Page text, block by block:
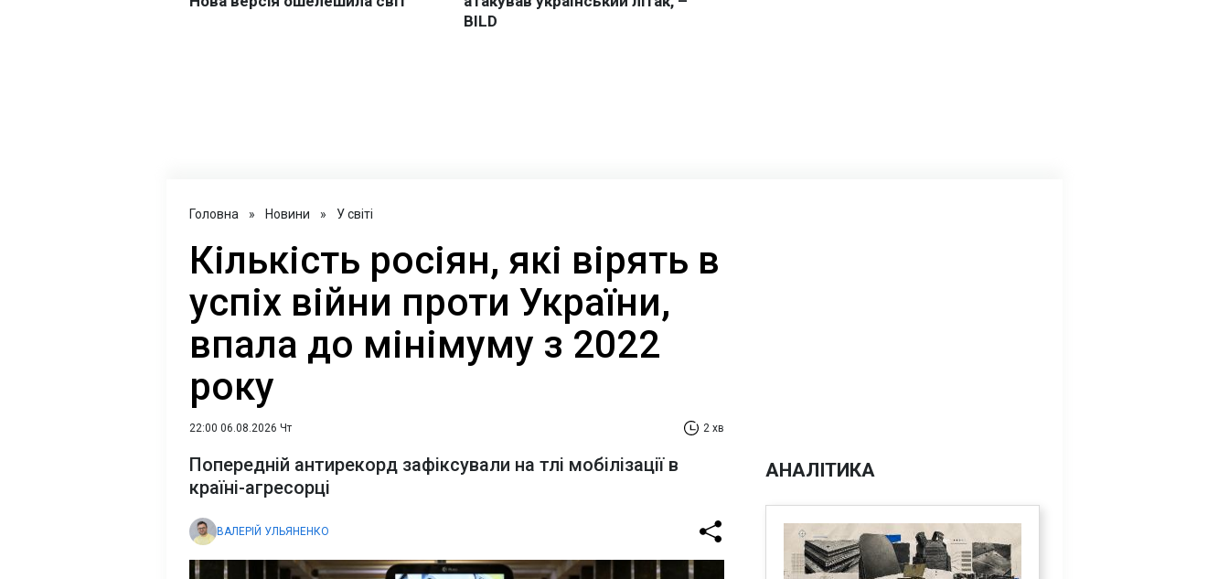
Головна » Новини » У світі
Кількість росіян, які вірять в
успіх війни проти України,
впала до мінімуму з 2022
року
22:00 06.08.2026 Чт 2 хв
Попередній антирекорд зафіксували на тлі мобілізації в
країні-агресорці
ВАЛЕРІЙ УЛЬЯНЕНКО
АНАЛІТИКА